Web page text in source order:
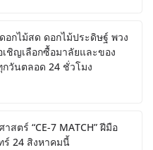
อกไม้สด ดอกไม้ประดิษฐ์ พวง
ชิญเลือกซื้อมาลัยและของ
วันตลอด 24 ชั่วโมง
ตร์ “CE-7 MATCH” ฝีมือ
ร์ 24 สิงหาคมนี้